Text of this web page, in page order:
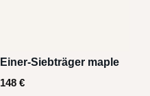
Einer-Siebträger maple
148 €